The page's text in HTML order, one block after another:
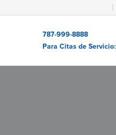
787-999-8888
Para Citas de Servicio: